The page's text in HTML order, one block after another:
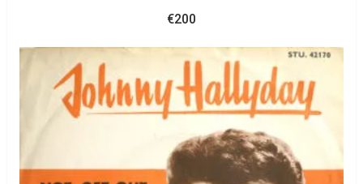
€200